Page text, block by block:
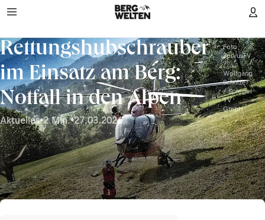
Rettungshubschrauber
im Einsatz am Berg:
Notfall in den Alpen
Aktuelles•2 Min.•27.03.2026
Foto:
ServusTV
/
Wolfgang
Schulzer
/ Spiegel
TV
GmbH